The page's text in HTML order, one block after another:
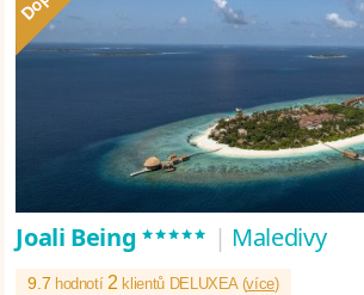
Joali Being***** | Maledivy
9.7 hodnotí 2 klientů DELUXEA (více)